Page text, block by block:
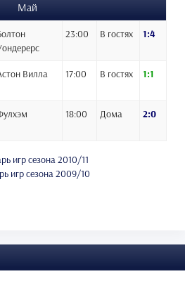
Май
23:00 В гостях 1:4
Вилла 17:00 В гостях 1:1
18:00 Дома 2:0
игр сезона 2010/11
игр сезона 2009/10